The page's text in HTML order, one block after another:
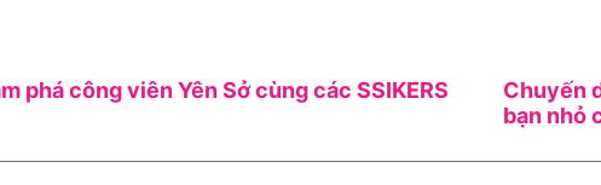
phá công viên Yên Sở cùng các SSIKERS
Chuyến
bạn nhỏ